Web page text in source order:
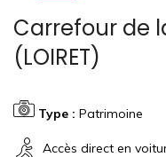
Carrefour de
(LOIRET)
Type : Patrimoine
Accès direct en